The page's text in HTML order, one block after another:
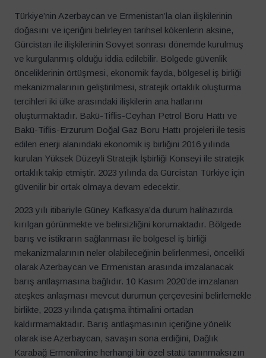
Türkiye’nin Azerbaycan ve Ermenistan’la olan ilişkilerinin
doğasını ve içeriğini belirleyen tarihsel kökenlerin aksine,
Gürcistan ile ilişkilerinin Sovyet sonrası dönemde kurulmuş
ve kurgulanmış olduğu iddia edilebilir. Bölgede güvenlik
önceliklerinin örtüşmesi, ekonomik fayda, bölgesel iş birliği
mekanizmalarının geliştirilmesi, stratejik ortaklık oluşturma
tercihleri iki ülke arasındaki ilişkilerin ana hatlarını
oluşturmaktadır. Bakü-Tiflis-Ceyhan Petrol Boru Hattı ve
Bakü-Tiflis-Erzurum Doğal Gaz Boru Hattı projeleri ile tesis
edilen enerji alanındaki ekonomik iş birliğini 2016 yılında
kurulan Yüksek Düzeyli Stratejik İşbirliği Konseyi ile stratejik
ortaklık takip etmiştir. 2023 yılında da Gürcistan Türkiye için
güvenilir bir ortak olmaya devam edecektir.
2023 yılı itibariyle Güney Kafkasya’da durum halihazırda
kırılgan görünmekte ve belirsizliğini korumaktadır. Bölgede
barış ve istikrarın sağlanması ile bölgesel iş birliği
mekanizmalarının neler olabileceğinin belirlenmesi, öncelikli
olarak Azerbaycan ve Ermenistan arasında imzalanacak
barış antlaşmasına bağlıdır. 10 Kasım 2020’de imzalanan
ateşkes anlaşması mevcut durumun çerçevesini belirlemekle
birlikte, 2023 yılında çatışma ihtimalini ortadan
kaldırmamaktadır. Barış antlaşmasının içeriğine yönelik
olarak ise Azerbaycan, savaşın sona erdiğini, Dağlık
Karabağ Ermenilerine herhangi bir özel statü tanınmaksızın